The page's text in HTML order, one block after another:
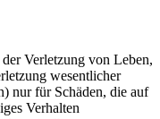
Verletzung von Leben,
wesentlicher
nur für Schäden, die auf
Verhalten